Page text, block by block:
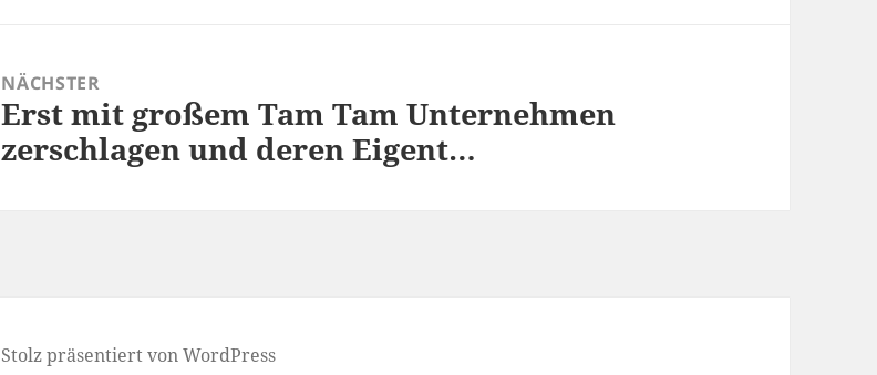
NÄCHSTER
Nächster
Beitrag:
Erst mit großem Tam Tam Unternehmen
zerschlagen und deren Eigent…
Stolz präsentiert von WordPress